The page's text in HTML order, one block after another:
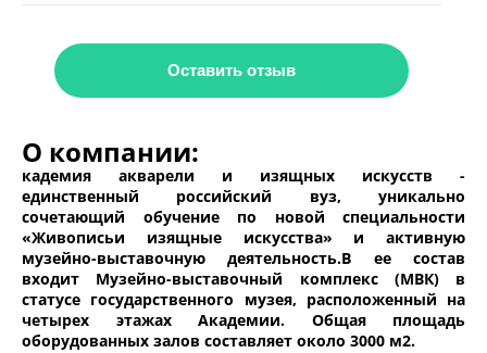
Оставить отзыв
О компании:
кадемия акварели и изящных искусств -
единственный российский вуз, уникально
сочетающий обучение по новой специальности
«Живописьи изящные искусства» и активную
музейно-выставочную деятельность.В ее состав
входит Музейно-выставочный комплекс (МВК) в
статусе государственного музея, расположенный на
четырех этажах Академии. Общая площадь
оборудованных залов составляет около 3000 м2.